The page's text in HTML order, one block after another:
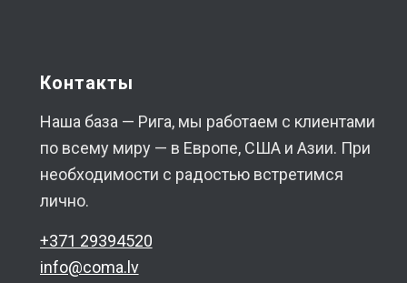
Контакты
Наша база — Рига, мы работаем с клиентами
по всему миру — в Европе, США и Азии. При
необходимости с радостью встретимся
лично.
+371 29394520
info@coma.lv